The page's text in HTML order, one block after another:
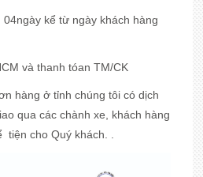
kể từ ngày khách hàng
và thanh tóan TM/CK
hàng ở tỉnh chúng tôi có dịch
qua các chành xe, khách hàng
tiện cho Quý khách. .